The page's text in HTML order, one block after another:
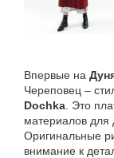
Впервые на
Череповец –
Dochka . Это
материалов для
Оригинальные
внимание к